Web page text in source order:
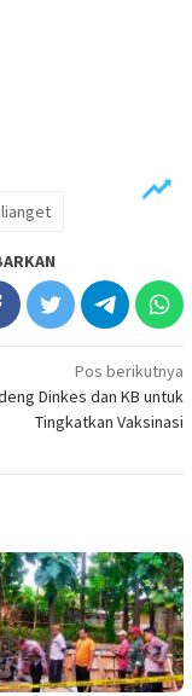
Pos berikutnya
Dinkes dan KB untuk
Tingkatkan Vaksinasi